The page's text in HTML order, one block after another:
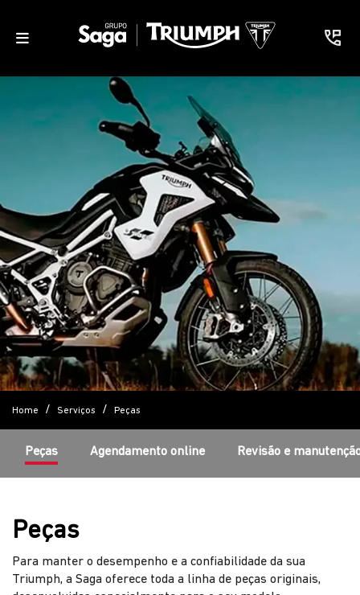
Home Serviços Peças
Agendamento online Revisão e
Peças
Peças
Para manter o desempenho e a confiabilidade da sua
Triumph, a Saga oferece toda a linha de peças originais,